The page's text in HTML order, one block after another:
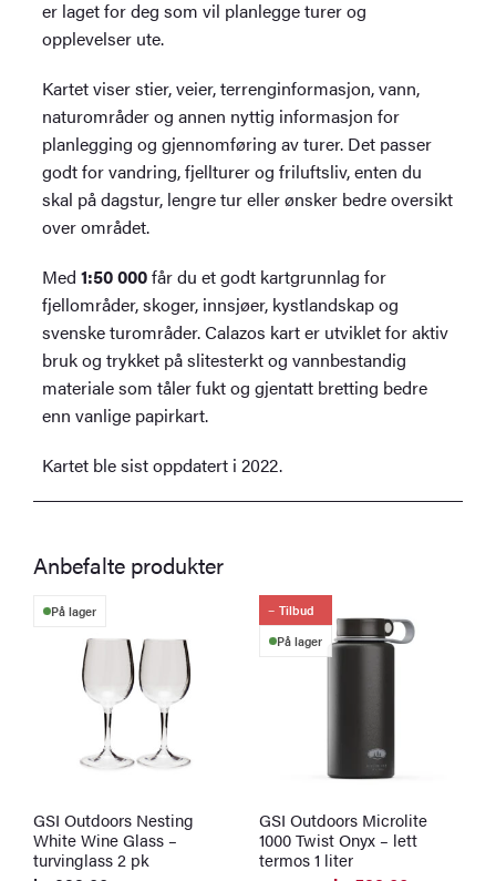
er laget for deg som vil planlegge turer og
opplevelser ute.
Kartet viser stier, veier, terrenginformasjon, vann,
naturområder og annen nyttig informasjon for
planlegging og gjennomføring av turer. Det passer
godt for vandring, fjellturer og friluftsliv, enten du
skal på dagstur, lengre tur eller ønsker bedre oversikt
over området.
Med1:50 000får du et godt kartgrunnlag for
fjellområder, skoger, innsjøer, kystlandskap og
svenske turområder. Calazos kart er utviklet for aktiv
bruk og trykket på slitesterkt og vannbestandig
materiale som tåler fukt og gjentatt bretting bedre
enn vanlige papirkart.
Kartet ble sist oppdatert i 2022.
Anbefalte produkter
På lager
GSI Outdoors Nesting
White Wine Glass –
turvinglass 2 pk
Tilbud
På lager
GSI Outdoors Microlite
1000 Twist Onyx – lett
termos 1 liter